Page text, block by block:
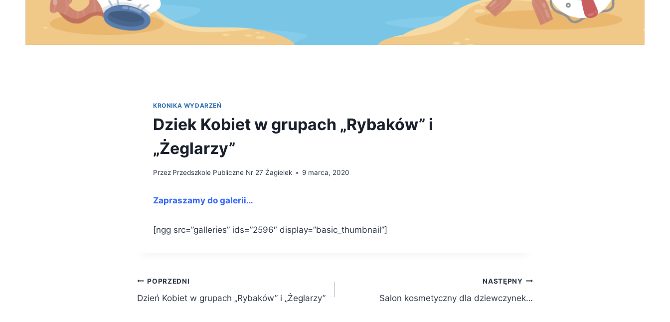
KRONIKA WYDARZEŃ
Dziek Kobiet w grupach „Rybaków” i
„Żeglarzy”
Przez Przedszkole Publiczne Nr 27 Żagielek 9 marca, 2020
Zapraszamy do galerii…
[ngg src=”galleries” ids=”2596″ display=”basic_thumbnail”]
Nawigacja
wpisu
POPRZEDNI
Dzień Kobiet w grupach „Rybaków” i „Żeglarzy”
NASTĘPNY
Salon kosmetyczny dla dziewczynek…